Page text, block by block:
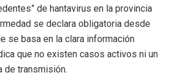
de hantavirus en la provincia
se declara obligatoria desde
se basa en la clara información
que no existen casos activos ni un
de transmisión.